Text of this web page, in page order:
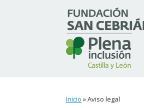
Inicio »Aviso legal